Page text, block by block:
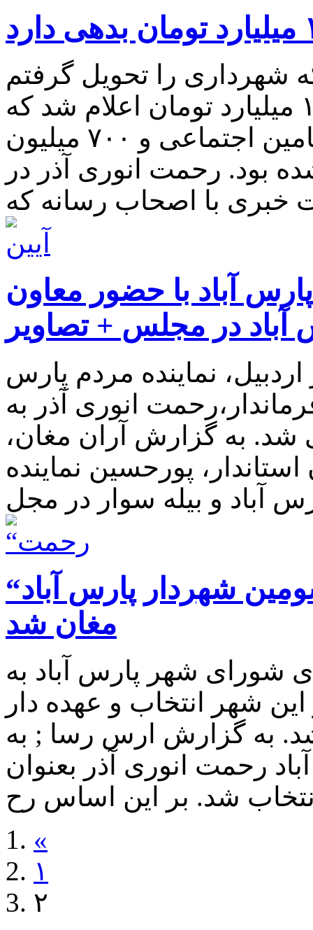
شهرداری را تحویل گرفتم
بدهی شهرداری بیش از ۱۰ میلیارد تومان اعلام شد که
متاسفانه بدهی یک میلیاردی به تامین اجتماعی و ۷۰۰ میلیون
بود. رحمت انوری آذر در
آباد با حضور معاون
آباد در مجلس + تصاویر
نماینده مردم پارس
انوری آذر به
شد. به گزارش آران مغان،
پورحسین نماینده
“رحمت انوری آذر” بیست و سومین شهردار پارس آباد
مغان شد
شورای شهر پارس آباد به
شهر انتخاب و عهده دار
به گزارش ارس رسا ; به
رحمت انوری آذر بعنوان
«
۱
۲